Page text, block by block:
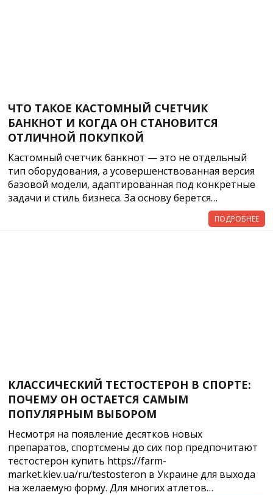
ЧТО ТАКОЕ КАСТОМНЫЙ СЧЕТЧИК
БАНКНОТ И КОГДА ОН СТАНОВИТСЯ
ОТЛИЧНОЙ ПОКУПКОЙ
Кастомный счетчик банкнот — это не отдельный
тип оборудования, а усовершенствованная версия
базовой модели, адаптированная под конкретные
задачи и стиль бизнеса. За основу берется…
ПОДРОБНЕЕ
КЛАССИЧЕСКИЙ ТЕСТОСТЕРОН В СПОРТЕ:
ПОЧЕМУ ОН ОСТАЕТСЯ САМЫМ
ПОПУЛЯРНЫМ ВЫБОРОМ
Несмотря на появление десятков новых
препаратов, спортсмены до сих пор предпочитают
тестостерон купить https://farm-
market.kiev.ua/ru/testosteron в Украине для выхода
на желаемую форму. Для многих атлетов…